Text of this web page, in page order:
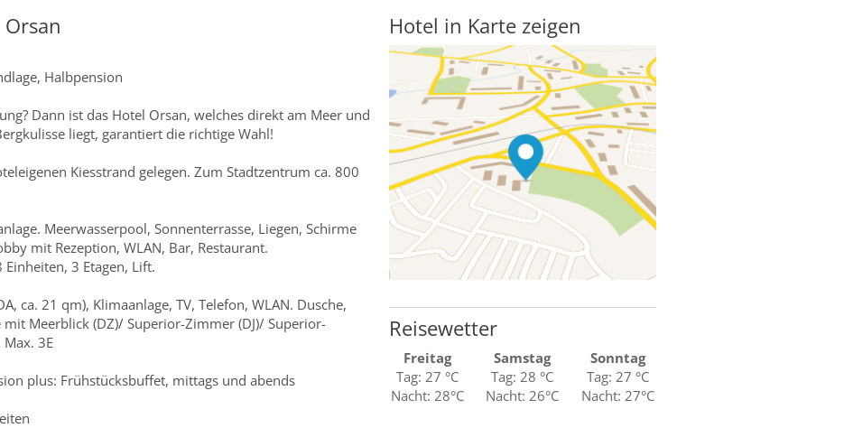
Halbpension
Dann ist das Hotel Orsan, welches direkt am Meer und
liegt, garantiert die richtige Wahl!
Kiesstrand gelegen. Zum Stadtzentrum ca. 800
Meerwasserpool, Sonnenterrasse, Liegen, Schirme
mit Rezeption, WLAN, Bar, Restaurant.
3 Etagen, Lift.
ca. 21 qm), Klimaanlage, TV, Telefon, WLAN. Dusche,
Meerblick (DZ)/ Superior-Zimmer (DJ)/ Superior-
3E
plus: Frühstücksbuffet, mittags und abends
Hotel in Karte zeigen
Reisewetter
Freitag
Tag: 27 °C
Nacht: 28°C
Samstag
Tag: 28 °C
Nacht: 26°C
Sonntag
Tag: 27 °C
Nacht: 27°C